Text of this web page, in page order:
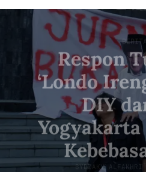
BERITA
Respon
‘Londo
DIY
BY DZAKY ALFAKHRI